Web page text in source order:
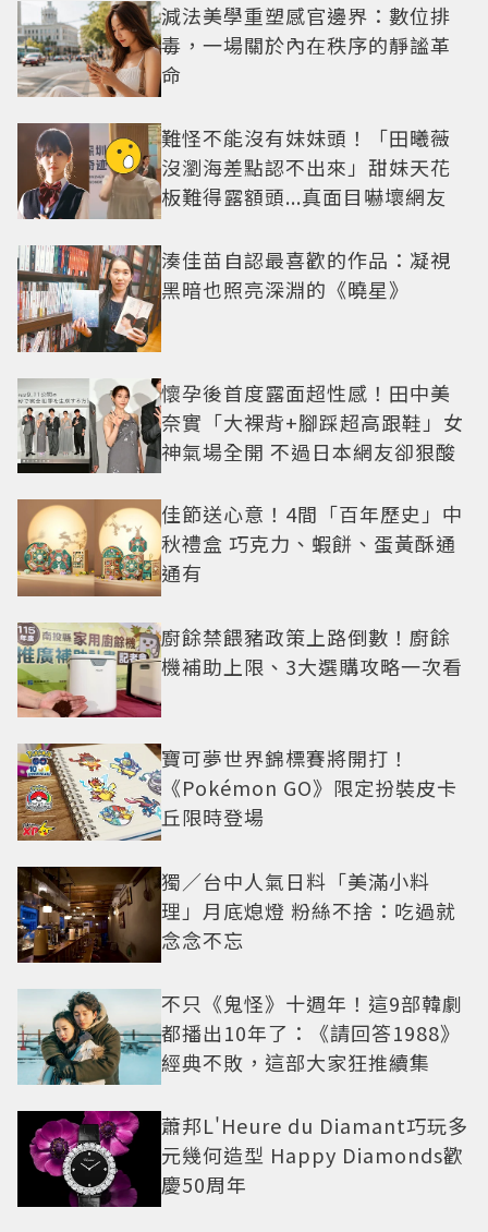
減法美學重塑感官邊界：數位排
毒，一場關於內在秩序的靜謐革
命
難怪不能沒有妹妹頭！「田曦薇
沒瀏海差點認不出來」甜妹天花
板難得露額頭...真面目嚇壞網友
湊佳苗自認最喜歡的作品：凝視
黑暗也照亮深淵的《曉星》
懷孕後首度露面超性感！田中美
奈實「大裸背+腳踩超高跟鞋」女
神氣場全開 不過日本網友卻狠酸
佳節送心意！4間「百年歷史」中
秋禮盒 巧克力、蝦餅、蛋黃酥通
通有
廚餘禁餵豬政策上路倒數！廚餘
機補助上限、3大選購攻略一次看
寶可夢世界錦標賽將開打！
《Pokémon GO》限定扮裝皮卡
丘限時登場
獨／台中人氣日料「美滿小料
理」月底熄燈 粉絲不捨：吃過就
念念不忘
不只《鬼怪》十週年！這9部韓劇
都播出10年了：《請回答1988》
經典不敗，這部大家狂推續集
蕭邦L'Heure du Diamant巧玩多
元幾何造型 Happy Diamonds歡
慶50周年